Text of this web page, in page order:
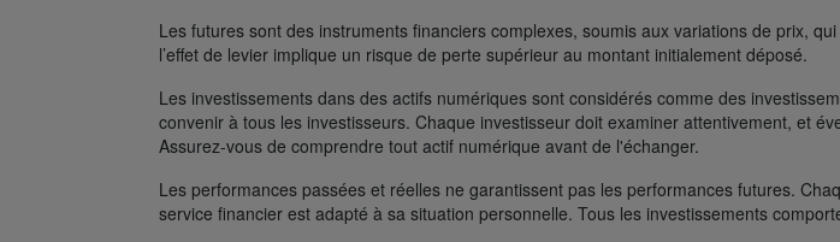
Les futures sont des instruments financiers complexes, soumis aux variations de prix,
l’effet de levier implique un risque de perte supérieur au montant initialement déposé.
Les investissements dans des actifs numériques sont considérés comme des
convenir à tous les investisseurs. Chaque investisseur doit examiner attentivement, et
Assurez-vous de comprendre tout actif numérique avant de l'échanger.
Les performances passées et réelles ne garantissent pas les performances futures.
service financier est adapté à sa situation personnelle. Tous les investissements